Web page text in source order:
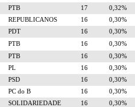
PTB 17
0,32%
REPUBLICANOS 16
0,30%
PDT 16
0,30%
PTB 16
0,30%
PTB 16
0,30%
PL 16
0,30%
PSD 16
0,30%
PC do B 16
0,30%
SOLIDARIEDADE 16
0,30%